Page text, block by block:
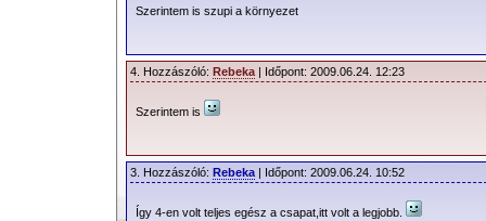
Szerintem is szupi a környezet
4. Hozzászóló: Rebeka | Időpont: 2009.06.24. 12:23
Szerintem is
3. Hozzászóló: Rebeka | Időpont: 2009.06.24. 10:52
Így 4-en volt teljes egész a csapat,itt volt a legjobb.